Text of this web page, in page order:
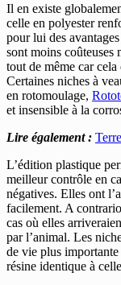
Il en existe
celle en polyester
pour lui des
sont moins coûteuses
tout de même car
Certaines niches à
en rotomoulage,
et insensible à la
Lire également :
L’édition plastique
meilleur contrôle en
négatives. Elles ont
facilement. A
cas où elles
par l’animal. Les
de vie plus
résine identique à